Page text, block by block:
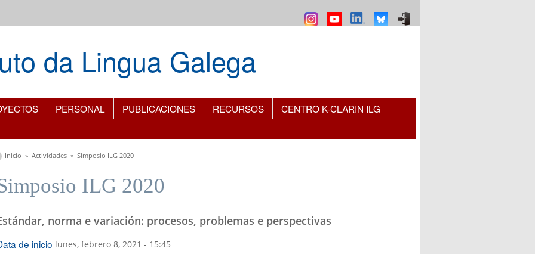
da Lingua Galega
PERSONAL PUBLICACIONES RECURSOS CENTRO K-CLARIN ILG
encuentra usted aquí
Inicio » Actividades » Simposio ILG 2020
ILG 2020
norma e variación: procesos, problemas e perspectivas
de inicio lunes, febrero 8, 2021 - 15:45